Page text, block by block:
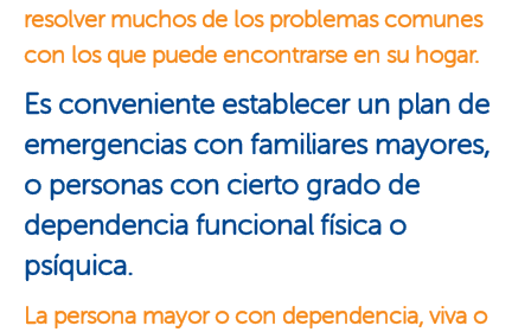
resolver muchos de los problemas comunes
con los que puede encontrarse en su hogar.
Es conveniente establecer un plan de
emergencias con familiares mayores,
o personas con cierto grado de
dependencia funcional física o
psíquica.
La persona mayor o con dependencia, viva o